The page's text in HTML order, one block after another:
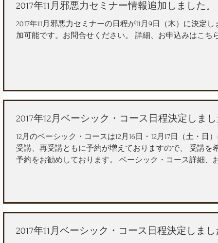
2017年11月邪悪力セミナー情報追加しました。
2017年11月邪悪力セミナーの日程が11月9日（木）に決定
加可能です。お問合せください。 詳細、お申込みはこち
2017年12月ベーシック・コース日程決定しま
12月のベーシック・コースは12月16日・12月17日（土・日
受講、再受講ともに予約が増えておりますので、 受講を
予約をお勧めしております。 ベーシック・コース詳細、
2017年11月ベーシック・コース日程決定しま